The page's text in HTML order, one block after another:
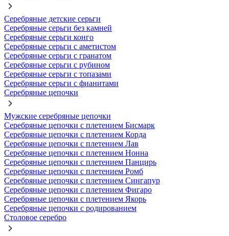
Серебряные детские серьги
Серебряные серьги без камней
Серебряные серьги конго
Серебряные серьги с аметистом
Серебряные серьги с гранатом
Серебряные серьги с рубином
Серебряные серьги с топазами
Серебряные серьги с фианитами
Серебряные цепочки
Мужские серебряные цепочки
Серебряные цепочки с плетением Бисмарк
Серебряные цепочки с плетением Корда
Серебряные цепочки с плетением Лав
Серебряные цепочки с плетением Нонна
Серебряные цепочки с плетением Панцирь
Серебряные цепочки с плетением Ромб
Серебряные цепочки с плетением Сингапур
Серебряные цепочки с плетением Фигаро
Серебряные цепочки с плетением Якорь
Серебряные цепочки с родированием
Столовое серебро